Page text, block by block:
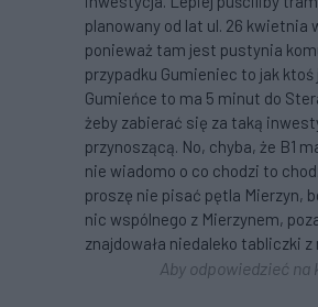
planowany od lat ul. 26 kwietnia
ponieważ tam jest pustynia
przypadku Gumieniec to jak
Gumieńce to ma 5 minut do
żeby zabierać się za taką
przynoszącą. No, chyba, że B1
nie wiadomo o co chodzi to
proszę nie pisać pętla Mierzyn,
nic wspólnego z Mierzynem,
znajdowała niedaleko tabliczki
Aby odpowiedzieć